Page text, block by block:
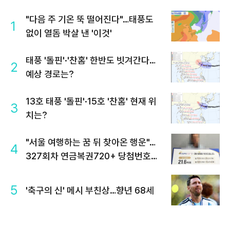
1
"다음 주 기온 뚝 떨어진다"…태풍도
없이 열돔 박살 낸 '이것'
2
태풍 '돌핀'·'찬홈' 한반도 빗겨간다…
예상 경로는?
3
13호 태풍 '돌핀'·15호 '찬홈' 현재 위
치는?
4
"서울 여행하는 꿈 뒤 찾아온 행운"…
327회차 연금복권720+ 당첨번호조
5 '축구의 신' 메시 부친상…향년 68세